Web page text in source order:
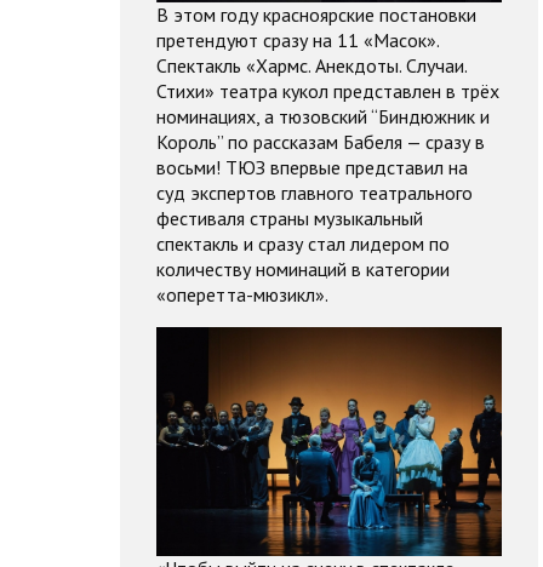
В этом году красноярские постановки
претендуют сразу на 11 «Масок».
Спектакль «Хармс. Анекдоты. Случаи.
Стихи» театра кукол представлен в трёх
номинациях, а тюзовский “Биндюжник и
Король” по рассказам Бабеля — сразу в
восьми! ТЮЗ впервые представил на
суд экспертов главного театрального
фестиваля страны музыкальный
спектакль и сразу стал лидером по
количеству номинаций в категории
«оперетта-мюзикл».